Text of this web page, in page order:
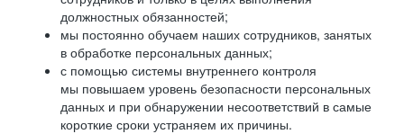
должностных обязанностей;
мы постоянно обучаем наших сотрудников, занятых
в обработке персональных данных;
с помощью системы внутреннего контроля
мы повышаем уровень безопасности персональных
данных и при обнаружении несоответствий в самые
короткие сроки устраняем их причины.